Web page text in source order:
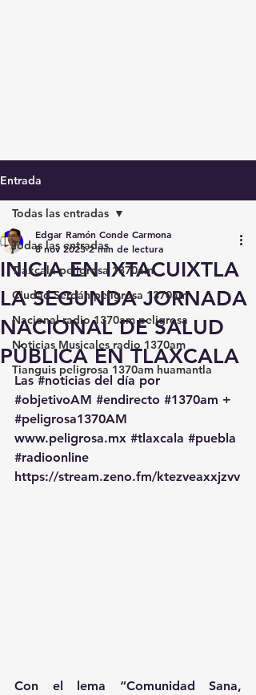
Entrada
Todas las entradas
Tlaxcala peligrosa 1370am
Ciudad Serdán peligrosa 1370am
Nacional radio 1370am peligrosa
Noticias Musicales radio 1370am
Tianguis peligrosa 1370am huamantla
Todas las entradas
INICIA EN IXTACUIXTLA
LA SEGUNDA JORNADA
NACIONAL DE SALUD
PÚBLICA EN TLAXCALA
Edgar Ramón Conde Carmona
8 nov 2023 2 min de lectura
Las #noticias del día por
#objetivoAM #endirecto #1370am +
#peligrosa1370AM
www.peligrosa.mx #tlaxcala #puebla
#radioonline
https://stream.zeno.fm/ktezveaxxjzvv
Con el lema “Comunidad Sana,